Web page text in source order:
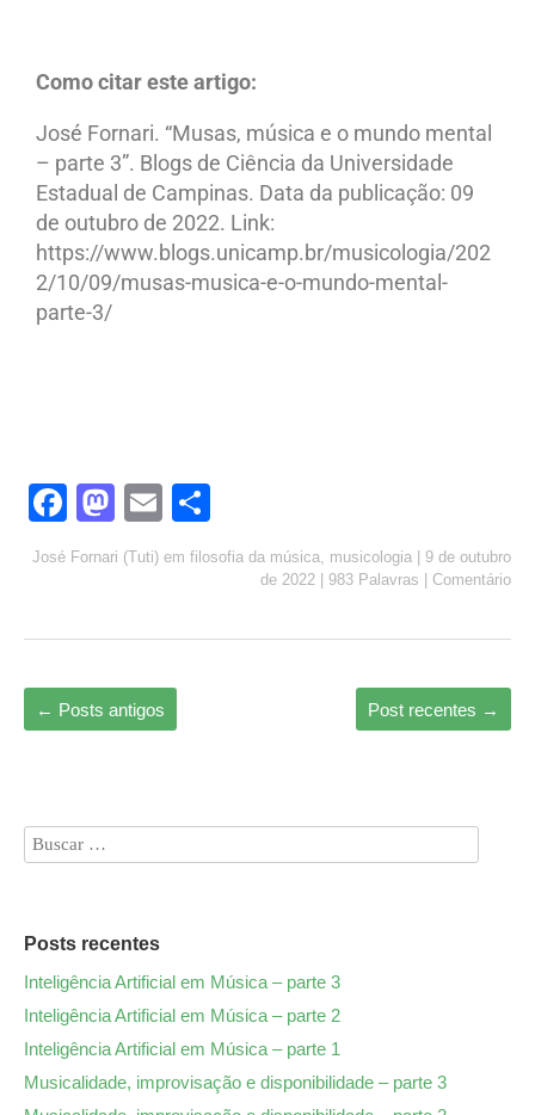
Como citar este artigo:
José Fornari. “Musas, música e o mundo mental
– parte 3”. Blogs de Ciência da Universidade
Estadual de Campinas. Data da publicação: 09
de outubro de 2022. Link:
https://www.blogs.unicamp.br/musicologia/202
2/10/09/musas-musica-e-o-mundo-mental-
parte-3/
Fa
ce
bo
M
as
to
n
E
m
ail
ha
re
José Fornari (Tuti) em filosofia da música, musicologia
9 de outubro
de 2022
983 Palavras Comentário
← Posts antigos Post recentes →
Posts recentes
Inteligência Artificial em Música – parte 3
Inteligência Artificial em Música – parte 2
Inteligência Artificial em Música – parte 1
Musicalidade, improvisação e disponibilidade – parte 3